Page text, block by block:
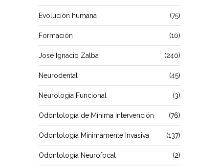
Evolución humana (75)
Formación (10)
José Ignacio Zalba (240)
Neurodental (45)
Neurología Funcional (3)
Odontología de Mínima Intervención (76)
Odontología Mínimamente Invasiva (137)
Odontología Neurofocal (2)